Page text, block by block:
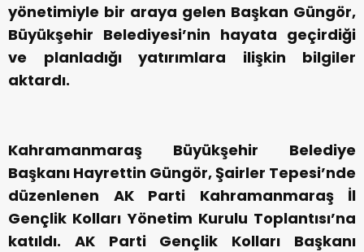
yönetimiyle bir araya gelen Başkan Güngör,
Büyükşehir Belediyesi’nin hayata geçirdiği
ve planladığı yatırımlara ilişkin bilgiler
aktardı.
Kahramanmaraş Büyükşehir Belediye
Başkanı Hayrettin Güngör, Şairler Tepesi’nde
düzenlenen AK Parti Kahramanmaraş İl
Gençlik Kolları Yönetim Kurulu Toplantısı’na
katıldı. AK Parti Gençlik Kolları Başkanı